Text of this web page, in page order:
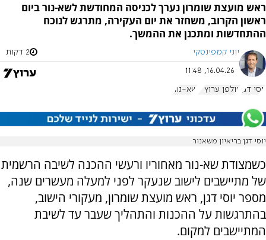
ראש מועצת שומרון נערך לכניסה המחודשת לשא-נור ביום
ראשון הקרוב, משחזר את יום העקירה, מתרגש לנוכח
ההתחדשות ומתכנן את ההמשך.
יוני קמפינסקי 2 דקות
16.04.26, 11:48
יוסי דגן אולפן ערוץ 7 שא-נור
יוסי דגן בריאיון משאנור
כשמצודת שא-נור מאחוריו ורעשי ההכנה לשיבה הרשמית
של מתיישבים לישוב שנעקר לפני למעלה מעשרים שנה,
מספר יוסי דגן, ראש מועצת שומרון, מעקורי הישוב,
בהתרגשות על ההכנות והתהליך שעבר עד לשיבת
המתיישבים למקום.